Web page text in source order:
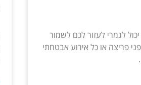
לגמרי לעזור לכם לשמור
פריצה או כל אירוע אבטחתי